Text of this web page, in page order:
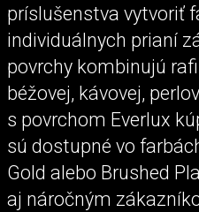
príslušenstva vytvoriť
individuálnych prianí
povrchy kombinujú
béžovej, kávovej,
s povrchom Everlux
sú dostupné vo
Gold alebo Brushed
aj náročným